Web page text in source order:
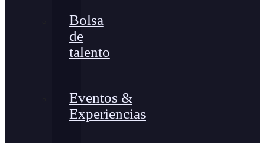
Bolsa
de
talento
Eventos &
Experiencias